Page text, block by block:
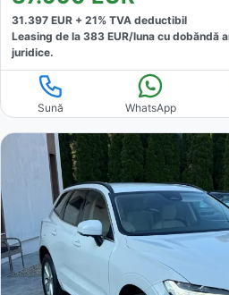
31.397 EUR + 21% TVA deductibil
Leasing de la 383 EUR/luna cu dobăndă
juridice.
Sună WhatsApp